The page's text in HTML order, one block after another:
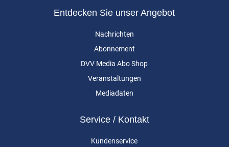
Entdecken Sie unser Angebot
Nachrichten
Abonnement
DVV Media Abo Shop
Veranstaltungen
Mediadaten
Service / Kontakt
Kundenservice